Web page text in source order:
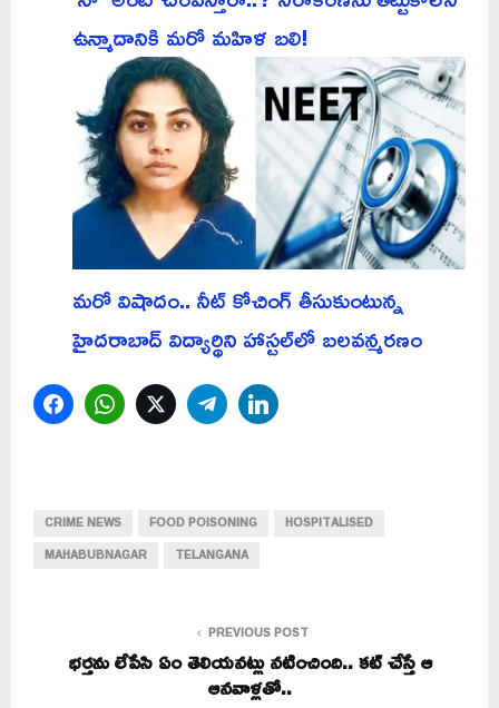
ఉన్మాదానికి మరో మహిళ బలి!
మరో విషాదం.. నీట్ కోచింగ్ తీసుకుంటున్న
హైదరాబాద్ విద్యార్థిని హాస్టల్‌లో బలవన్మరణం
FacebookWhatsAppTwitterTelegram
CRIME NEWS FOOD POISONING
HOSPITALISED
MAHABUBNAGAR
TELANGANA
PREVIOUS POST
భర్తను లేపేసి ఏం తెలియనట్లు నటించింది.. కట్‌ చేస్తే ఆ
ఆనవాళ్లతో..